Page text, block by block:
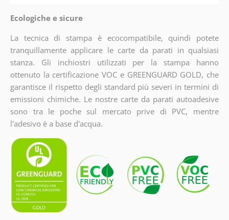
Ecologiche e sicure
La tecnica di stampa è ecocompatibile, quindi potete
tranquillamente applicare le carte da parati in qualsiasi
stanza. Gli inchiostri utilizzati per la stampa hanno
ottenuto la certificazione VOC e GREENGUARD GOLD, che
garantisce il rispetto degli standard più severi in termini di
emissioni chimiche. Le nostre carte da parati autoadesive
sono tra le poche sul mercato prive di PVC, mentre
l'adesivo è a base d'acqua.